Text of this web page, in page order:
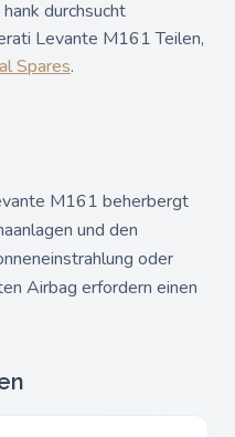
durchsucht
Levante M161 Teilen,
Spares.
M161 beherbergt
und den
oder
Airbag erfordern einen